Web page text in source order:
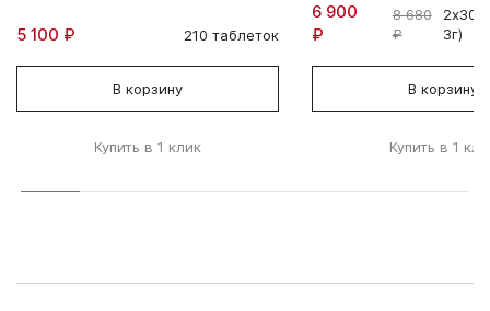
5 100 ₽ 210 таблеток
В корзину
Купить в 1 клик
6 900
₽
8 680
₽
2х30
3г)
В корзину
Купить в 1